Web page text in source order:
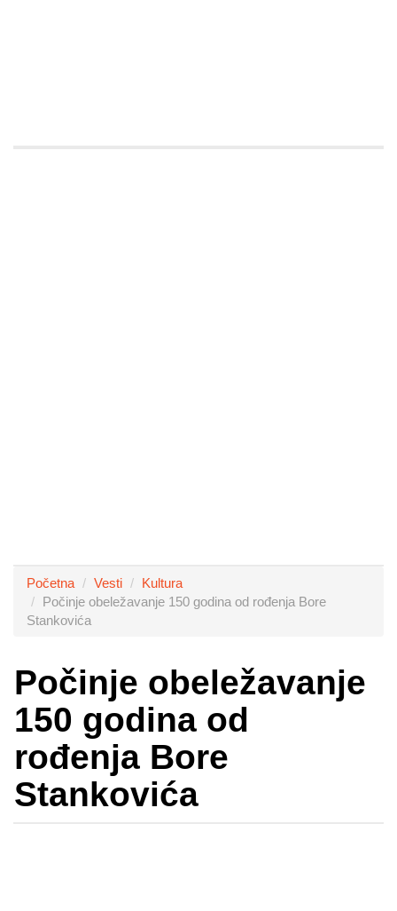
Početna Vesti
Kultura
Počinje obeležavanje 150 godina od rođenja Bore
Stankovića
Počinje obeležavanje
150 godina od
rođenja Bore
Stankovića